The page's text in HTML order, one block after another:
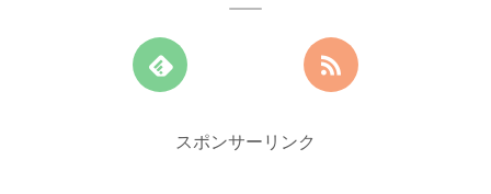
スポンサーリンク